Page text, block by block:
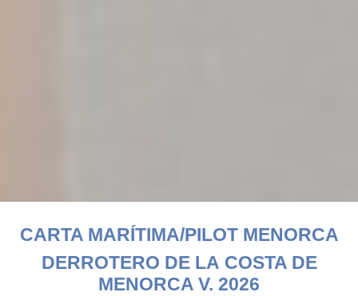
MARÍTIMA/PILOT MENORCA
CARTA MARÍTIMA/PILOT MENORCA
DERROTERO DE LA COSTA DE
MENORCA V. 2026